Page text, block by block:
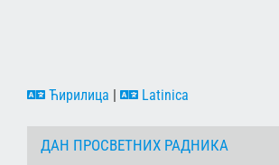
Ћирилица | Latinica
ДАН ПРОСВЕТНИХ РАДНИКА